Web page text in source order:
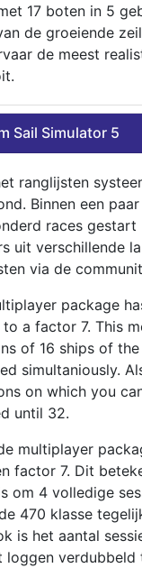
17 boten in 5
de groeiende zeil
de meest
Sail Simulator 5
ranglijsten
Binnen een
races gestart
uit verschillende
via de
package
a factor 7. This
of 16 ships of
simultaniously.
on which you
until 32.
multiplayer
factor 7. Dit
om 4 volledige
470 klasse
is het aantal
loggen verdubbeld